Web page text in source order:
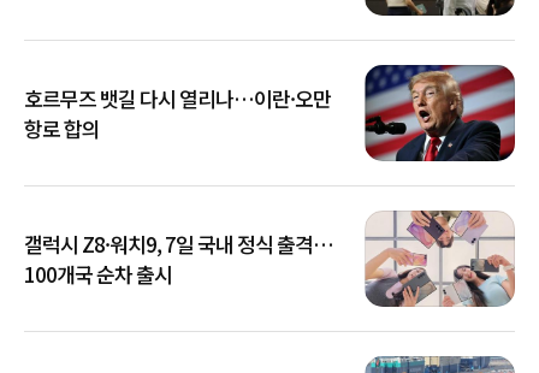
호르무즈 뱃길 다시 열리나…이란·오만
항로 합의
갤럭시 Z8·워치9, 7일 국내 정식 출격…
100개국 순차 출시